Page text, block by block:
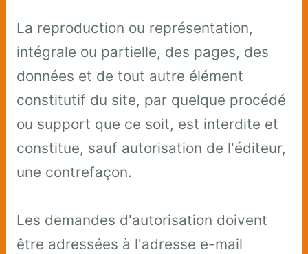
La reproduction ou représentation,
intégrale ou partielle, des pages, des
données et de tout autre élément
constitutif du site, par quelque procédé
ou support que ce soit, est interdite et
constitue, sauf autorisation de l'éditeur,
une contrefaçon.
Les demandes d'autorisation doivent
être adressées à l'adresse e-mail